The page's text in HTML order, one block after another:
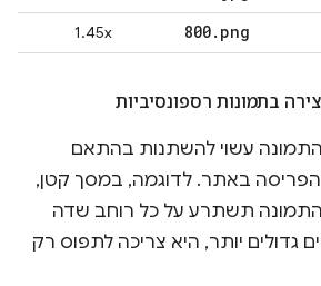
800.png
1.45x
רספונסיביות
עשוי להשתנות בהתאם
באתר. לדוגמה, במסך קטן,
תשתרע על כל רוחב שדה
יותר, היא צריכה לתפוס רק